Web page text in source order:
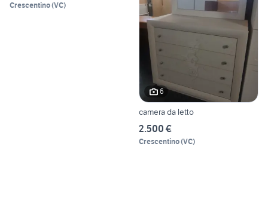
Crescentino(VC)
6
camera da letto
2.500 €
Crescentino(VC)